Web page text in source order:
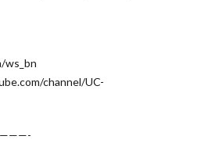
channel/UC-